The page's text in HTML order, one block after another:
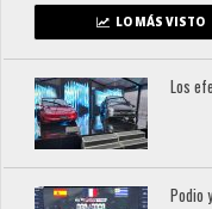
LO MÁS VISTO
Los
Podio